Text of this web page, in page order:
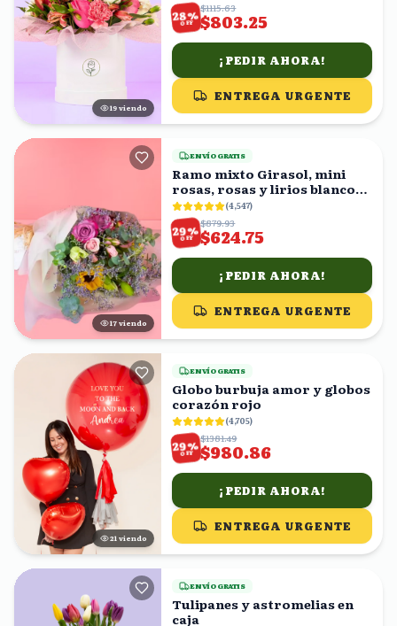
18 viendo
28%
OFF
$1115.63
$803.25
¡PEDIR AHORA!
ENTREGA URGENTE
16 viendo
ENVÍO GRATIS
Ramo mixto Girasol, mini
rosas, rosas y lirios blancos
en ramo(4,547)
29%
OFF
$879.93
$624.75
¡PEDIR AHORA!
ENTREGA URGENTE
20 viendo
ENVÍO GRATIS
Globo burbuja amor y globos
corazón rojo
(4,705)
29%
OFF
$1381.49
$980.86
¡PEDIR AHORA!
ENTREGA URGENTE
ENVÍO GRATIS
Tulipanes y astromelias en
caja